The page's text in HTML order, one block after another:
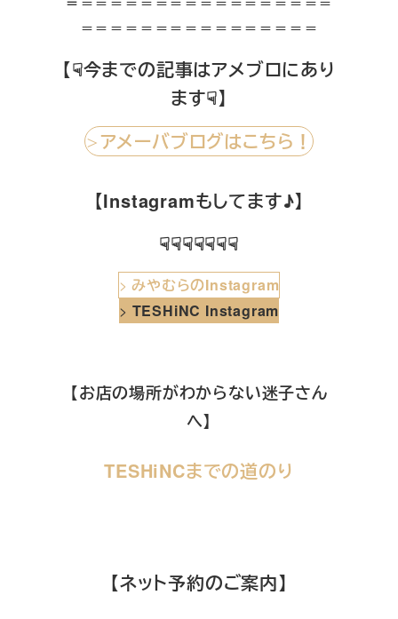
＝＝＝＝＝＝＝＝＝＝＝＝＝＝＝＝
【☟今までの記事はアメブロにあり
ます☟】
＞アメーバブログはこちら！
【Instagramもしてます♪】
☟☟☟☟☟☟☟
>みやむらのInstagram
> TESHiNC Instagram
【お店の場所がわからない迷子さん
へ】
TESHiNCまでの道のり
【ネット予約のご案内】